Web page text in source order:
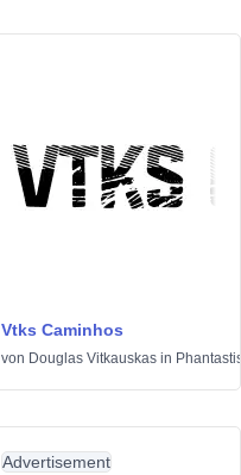
Vtks Caminhos
von Douglas Vitkauskas in
Advertisement